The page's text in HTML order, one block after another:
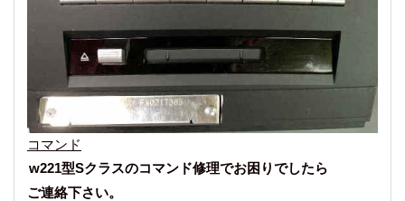
コマンド
w221型Sクラスのコマンド修理でお困りでしたら
ご連絡下さい。